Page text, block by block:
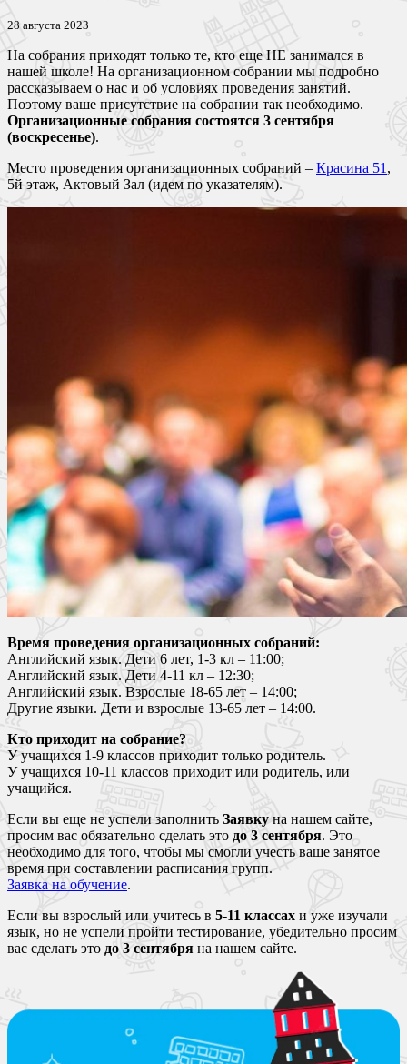
28 августа 2023
На собрания приходят только те, кто еще НЕ занимался в
нашей школе! На организационном собрании мы подробно
рассказываем о нас и об условиях проведения занятий.
Поэтому ваше присутствие на собрании так необходимо.
Организационные собрания состоятся 3 сентября
(воскресенье).
Место проведения организационных собраний – Красина 51,
5й этаж, Актовый Зал (идем по указателям).
Время проведения организационных собраний:
Английский язык. Дети 6 лет, 1-3 кл – 11:00;
Английский язык. Дети 4-11 кл – 12:30;
Английский язык. Взрослые 18-65 лет – 14:00;
Другие языки. Дети и взрослые 13-65 лет – 14:00.
Кто приходит на собрание?
У учащихся 1-9 классов приходит только родитель.
У учащихся 10-11 классов приходит или родитель, или
учащийся.
Если вы еще не успели заполнить Заявку на нашем сайте,
просим вас обязательно сделать это до 3 сентября. Это
необходимо для того, чтобы мы смогли учесть ваше занятое
время при составлении расписания групп.
Заявка на обучение.
Если вы взрослый или учитесь в 5-11 классах и уже изучали
язык, но не успели пройти тестирование, убедительно просим
вас сделать это до 3 сентября на нашем сайте.